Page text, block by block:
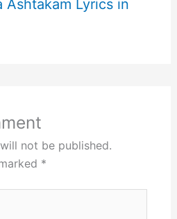
Ashtakam Lyrics in
not be published.
*